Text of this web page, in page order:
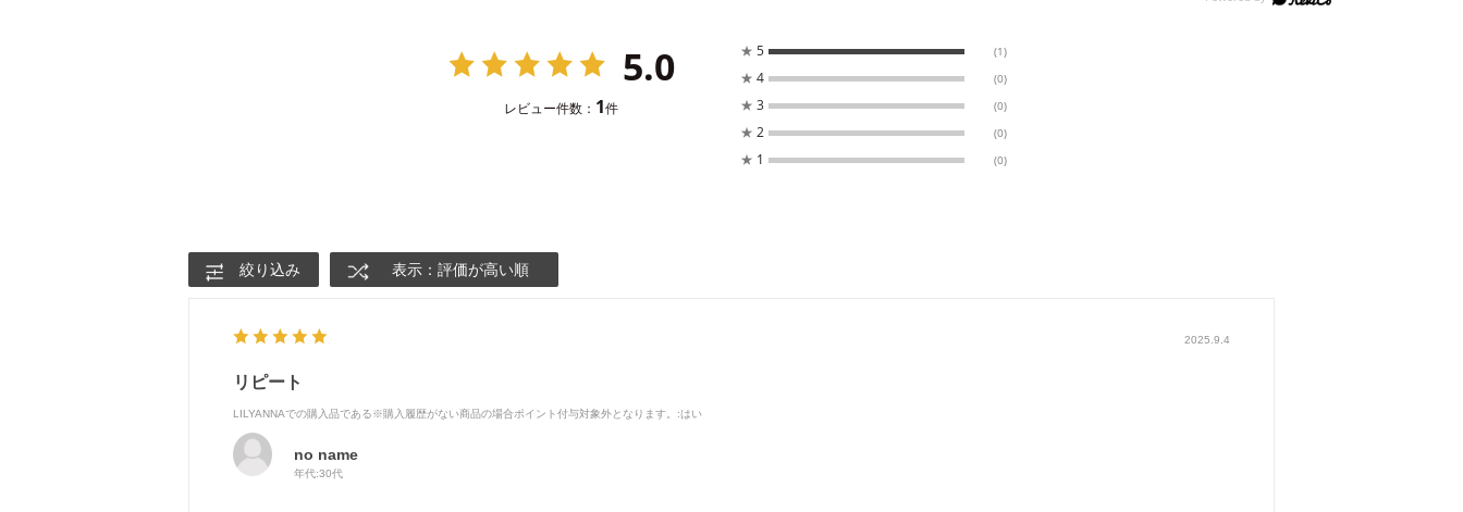
5.0
レビュー件数： 1件
★ 5 (1)
★ 4 (0)
★ 3 (0)
★ 2 (0)
★ 1 (0)
絞り込み 表示：評価が高い順
2025.9.4
リピート
LILYANNAでの購入品である※購入履歴がない商品の場合ポイント付与対象外となります。 :はい
no name
年代:30代